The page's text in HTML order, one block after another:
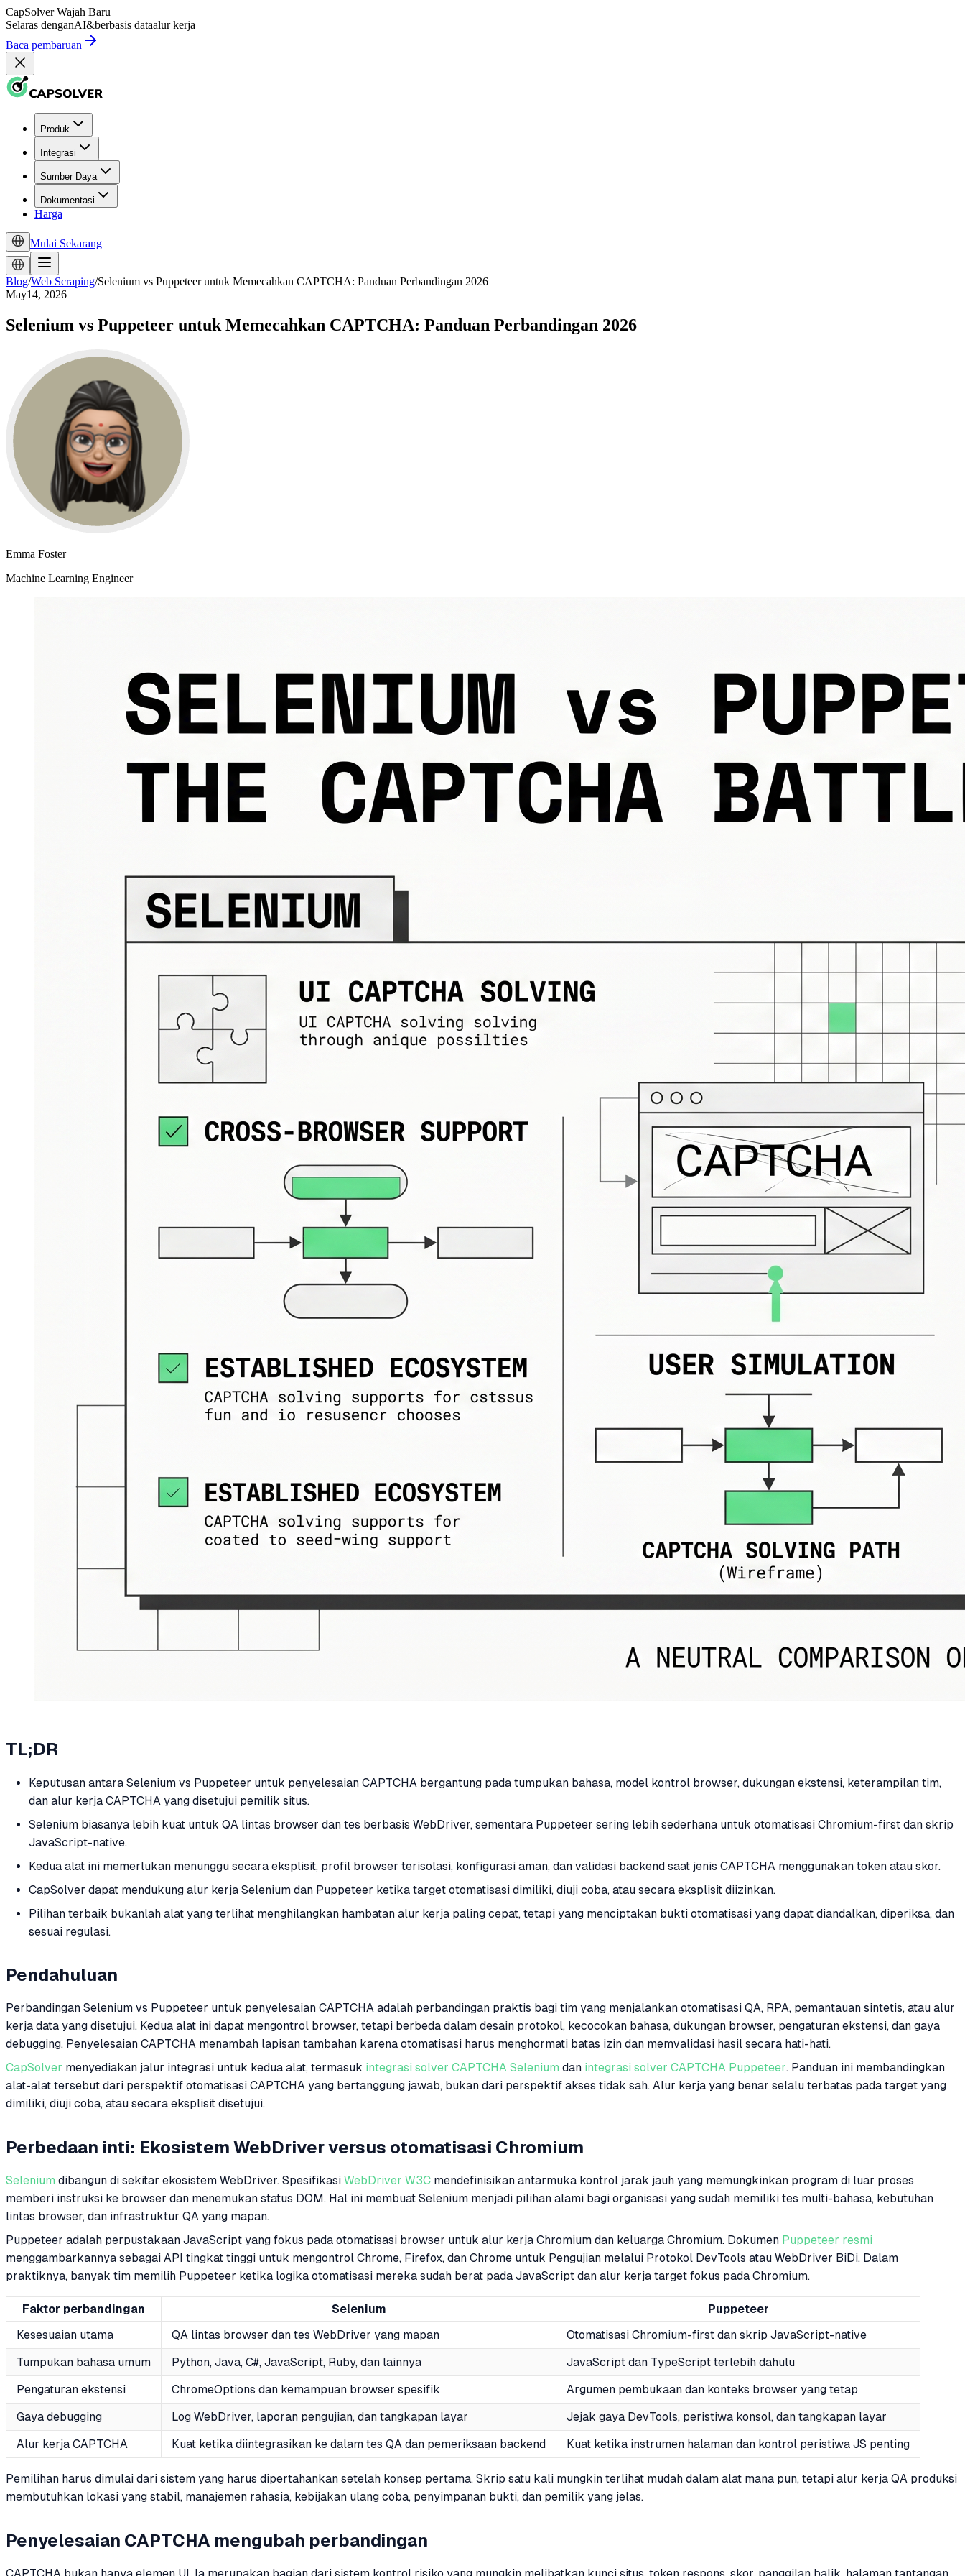
CapSolver Wajah Baru
Selaras denganAI&berbasis dataalur kerja
Baca pembaruan
Produk
Integrasi
Sumber Daya
Dokumentasi
Harga
Mulai Sekarang
Blog/Web Scraping/Selenium vs Puppeteer untuk Memecahkan CAPTCHA: Panduan Perbandingan 2026
May14, 2026
Selenium vs Puppeteer untuk Memecahkan CAPTCHA: Panduan Perbandingan 2026
Emma Foster
Machine Learning Engineer
TL;DR
Keputusan antara Selenium vs Puppeteer untuk penyelesaian CAPTCHA bergantung pada tumpukan bahasa, model kontrol browser, dukungan ekstensi, keterampilan tim,
dan alur kerja CAPTCHA yang disetujui pemilik situs.
Selenium biasanya lebih kuat untuk QA lintas browser dan tes berbasis WebDriver, sementara Puppeteer sering lebih sederhana untuk otomatisasi Chromium-first dan skrip
JavaScript-native.
Kedua alat ini memerlukan menunggu secara eksplisit, profil browser terisolasi, konfigurasi aman, dan validasi backend saat jenis CAPTCHA menggunakan token atau skor.
CapSolver dapat mendukung alur kerja Selenium dan Puppeteer ketika target otomatisasi dimiliki, diuji coba, atau secara eksplisit diizinkan.
Pilihan terbaik bukanlah alat yang terlihat menghilangkan hambatan alur kerja paling cepat, tetapi yang menciptakan bukti otomatisasi yang dapat diandalkan, diperiksa, dan
sesuai regulasi.
Pendahuluan
Perbandingan Selenium vs Puppeteer untuk penyelesaian CAPTCHA adalah perbandingan praktis bagi tim yang menjalankan otomatisasi QA, RPA, pemantauan sintetis, atau alur
kerja data yang disetujui. Kedua alat ini dapat mengontrol browser, tetapi berbeda dalam desain protokol, kecocokan bahasa, dukungan browser, pengaturan ekstensi, dan gaya
debugging. Penyelesaian CAPTCHA menambah lapisan tambahan karena otomatisasi harus menghormati batas izin dan memvalidasi hasil secara hati-hati.
CapSolver menyediakan jalur integrasi untuk kedua alat, termasuk integrasi solver CAPTCHA Selenium dan integrasi solver CAPTCHA Puppeteer. Panduan ini membandingkan
alat-alat tersebut dari perspektif otomatisasi CAPTCHA yang bertanggung jawab, bukan dari perspektif akses tidak sah. Alur kerja yang benar selalu terbatas pada target yang
dimiliki, diuji coba, atau secara eksplisit disetujui.
Perbedaan inti: Ekosistem WebDriver versus otomatisasi Chromium
Selenium dibangun di sekitar ekosistem WebDriver. Spesifikasi WebDriver W3C mendefinisikan antarmuka kontrol jarak jauh yang memungkinkan program di luar proses
memberi instruksi ke browser dan menemukan status DOM. Hal ini membuat Selenium menjadi pilihan alami bagi organisasi yang sudah memiliki tes multi-bahasa, kebutuhan
lintas browser, dan infrastruktur QA yang mapan.
Puppeteer adalah perpustakaan JavaScript yang fokus pada otomatisasi browser untuk alur kerja Chromium dan keluarga Chromium. Dokumen Puppeteer resmi
menggambarkannya sebagai API tingkat tinggi untuk mengontrol Chrome, Firefox, dan Chrome untuk Pengujian melalui Protokol DevTools atau WebDriver BiDi. Dalam
praktiknya, banyak tim memilih Puppeteer ketika logika otomatisasi mereka sudah berat pada JavaScript dan alur kerja target fokus pada Chromium.
Faktor perbandingan Selenium
Puppeteer
Kesesuaian utama
QA lintas browser dan tes WebDriver yang mapan
Otomatisasi Chromium-first dan skrip JavaScript-native
Tumpukan bahasa umum
Python, Java, C#, JavaScript, Ruby, dan lainnya
JavaScript dan TypeScript terlebih dahulu
Pengaturan ekstensi
ChromeOptions dan kemampuan browser spesifik
Argumen pembukaan dan konteks browser yang tetap
Gaya debugging
Log WebDriver, laporan pengujian, dan tangkapan layar
Jejak gaya DevTools, peristiwa konsol, dan tangkapan layar
Alur kerja CAPTCHA
Kuat ketika diintegrasikan ke dalam tes QA dan pemeriksaan backend Kuat ketika instrumen halaman dan kontrol peristiwa JS penting
Pemilihan harus dimulai dari sistem yang harus dipertahankan setelah konsep pertama. Skrip satu kali mungkin terlihat mudah dalam alat mana pun, tetapi alur kerja QA produksi
membutuhkan lokasi yang stabil, manajemen rahasia, kebijakan ulang coba, penyimpanan bukti, dan pemilik yang jelas.
Penyelesaian CAPTCHA mengubah perbandingan